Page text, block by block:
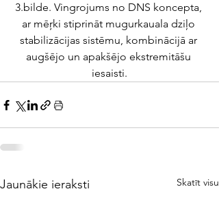
3.bi lde. Vingrojums no DNS koncepta,
ar mēŗki stiprināt mugurkauala dziļo
stabilizācijas sistēmu, kombinācijā ar
augšējo un apakšējo ekstremitāšu
iesaisti.
Jaunākie ieraksti Skatīt visu